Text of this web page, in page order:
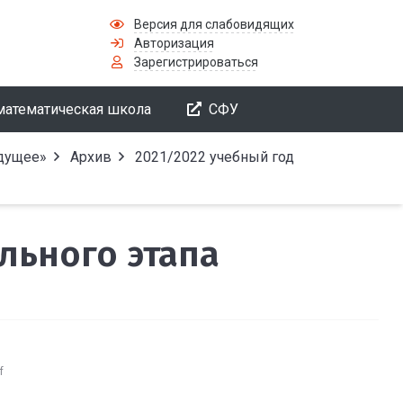
Версия для слабовидящих
Авторизация
Зарегистрироваться
школа СФУ
Архив
2021/2022 учебный год
этапа